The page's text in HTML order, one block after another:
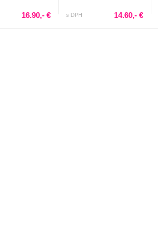
16.90,- € s DPH 14.60,- €